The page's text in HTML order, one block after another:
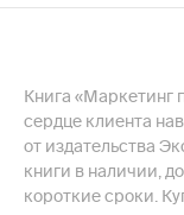
Книга «Маркетинг
сердце клиента
от издательства
книги в наличии,
короткие сроки.